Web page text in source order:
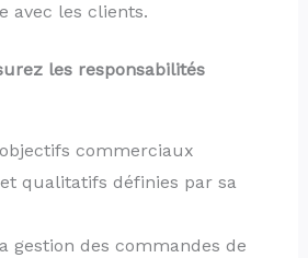
avec les clients.
les responsabilités
commerciaux
qualitatifs définies par sa
gestion des commandes de